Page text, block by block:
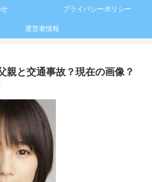
プライバシーポリシー
運営者情報
親と交通事故？現在の画像？